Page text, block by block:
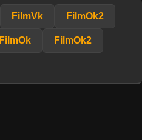
FilmVk FilmOk2
FilmOk FilmOk2